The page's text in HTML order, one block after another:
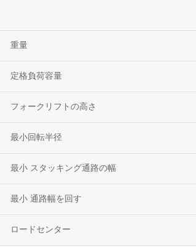
重量
定格負荷容量
フォークリフトの高さ
最小回転半径
最小 スタッキング通路の幅
最小 通路幅を回す
ロードセンター